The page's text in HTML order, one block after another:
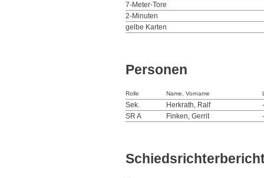
7-Meter-Tore
2-Minuten
gelbe Karten
Personen
Rolle Name, Vorname
Sek. Herkrath, Ralf
-
SR A
Finken, Gerrit -